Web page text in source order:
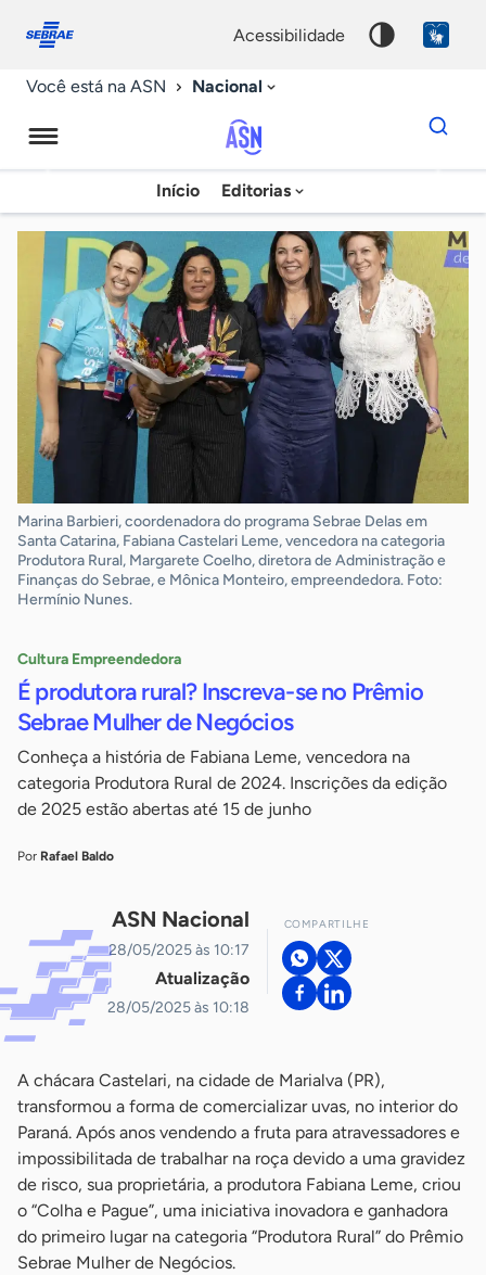
conosco
acessibilidade
Você está na ASN Nacional
Agência
Sebrae
de
Notícias
Início Editorias
Dados
para
chave
Marina Barbieri, coordenadora do programa Sebrae Delas em
Santa Catarina, Fabiana Castelari Leme, vencedora na categoria
Produtora Rural, Margarete Coelho, diretora de Administração e
Finanças do Sebrae, e Mônica Monteiro, empreendedora. Foto:
Hermínio Nunes.
Cultura Empreendedora
É produtora rural? Inscreva-se no Prêmio
Sebrae Mulher de Negócios
Conheça a história de Fabiana Leme, vencedora na
categoria Produtora Rural de 2024. Inscrições da edição
de 2025 estão abertas até 15 de junho
Por Rafael Baldo
ASN Nacional
28/05/2025 às 10:17
Atualização
28/05/2025 às 10:18
COMPARTILHE
A chácara Castelari, na cidade de Marialva (PR),
transformou a forma de comercializar uvas, no interior do
Paraná. Após anos vendendo a fruta para atravessadores e
impossibilitada de trabalhar na roça devido a uma gravidez
de risco, sua proprietária, a produtora Fabiana Leme, criou
o “Colha e Pague”, uma iniciativa inovadora e ganhadora
do primeiro lugar na categoria “Produtora Rural” do Prêmio
Sebrae Mulher de Negócios.